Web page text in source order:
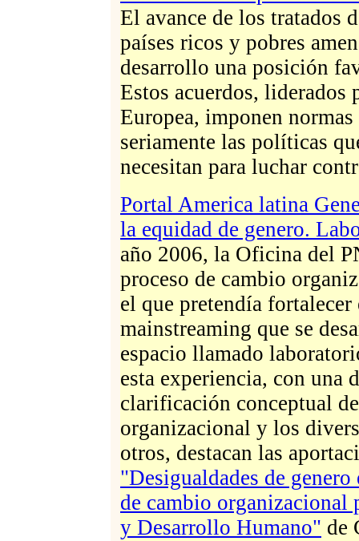
El avance de los tratados
países ricos y pobres
desarrollo una posición
Estos acuerdos,
Europea, imponen
seriamente las políticas
necesitan para luchar
Portal America latina
la equidad de genero.
año 2006, la Oficina del
proceso de cambio
el que pretendía fortalecer
mainstreaming que se
espacio llamado
esta experiencia, con una
clarificación conceptual
organizacional y los
otros, destacan las
"Desigualdades de
de cambio organizacional
y Desarrollo Humano" de